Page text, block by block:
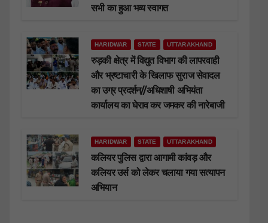
सभी का हुआ भव्य स्वागत
HARIDWAR STATE UTTARAKHAND
रुड़की क्षेत्र में विद्युत विभाग की लापरवाही
और भ्रष्टाचारी के खिलाफ सुराज सेवादल
का उग्र प्रदर्शन//अधिशाषी अभियंता
कार्यालय का घेराव कर जमकर की नारेबाजी
HARIDWAR STATE UTTARAKHAND
कलियर पुलिस द्वारा आगामी कांवड़ और
कलियर उर्स को लेकर चलाया गया सत्यापन
अभियान